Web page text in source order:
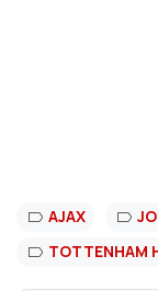
AJAX
TOTTENHAM